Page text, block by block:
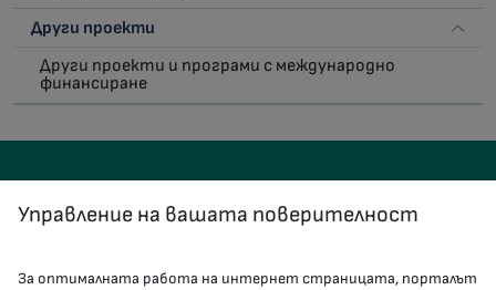
Други проекти
Други проекти и програми с международно
финансиране
Управление на вашата поверителност
За оптималната работа на интернет страницата, порталът